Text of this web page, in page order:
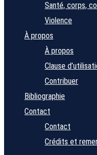
Santé, corps,
Violence
À propos
À propos
Clause
Contribuer
Bibliographie
Contact
Contact
Crédits et